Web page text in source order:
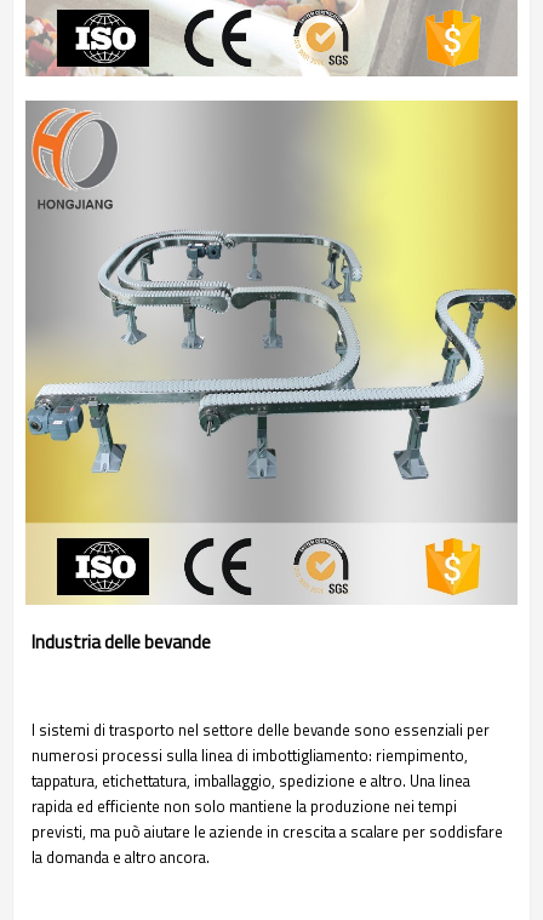
Industriadellebevande
I sistemi di trasporto nel settore delle bevande sono essenziali per
numerosi processi sulla linea di imbottigliamento: riempimento,
tappatura, etichettatura, imballaggio, spedizione e altro. Una linea
rapida ed efficiente non solo mantiene la produzione nei tempi
previsti, ma può aiutare le aziende in crescita a scalare per soddisfare
la domanda e altro ancora.